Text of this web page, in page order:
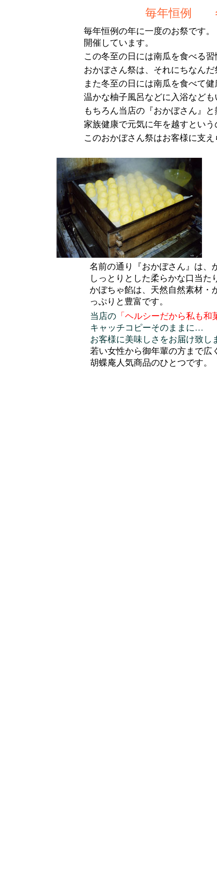
毎年恒例
毎年恒例の年に一度のお祭です
開催しています。
この冬至の日には南瓜を食べる
おかぼさん祭は、それにちなんだ
また冬至の日には南瓜を食べて
温かな柚子風呂などに入浴など
もちろん当店の『おかぼさん』
家族健康で元気に年を越すとい
このおかぼさん祭はお客様に支
名前の通り『おかぼさん』は、
しっとりとした柔らかな口当
かぼちゃ餡は、天然自然素材・
っぷりと豊富です。
当店の「ヘルシーだから私も和
キャッチコピーそのままに…
お客様に美味しさをお届け致し
若い女性から御年輩の方まで広
胡蝶庵人気商品のひとつです。